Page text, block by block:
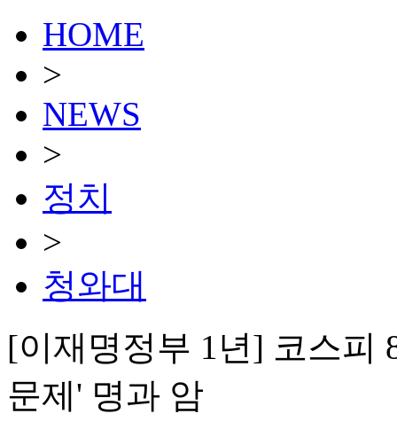
HOME
>
NEWS
>
정치
>
청와대
[이재명정부 1년] 코스피
문제' 명과 암